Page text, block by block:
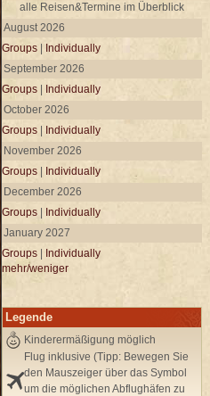
alle Reisen&Termine im Überblick
August 2026
Groups
Individually
September 2026
Groups
Individually
October 2026
Groups
Individually
November 2026
Groups
Individually
December 2026
Groups
Individually
January 2027
Groups
Individually
mehr/weniger
Legende
Kinderermäßigung möglich
Flug inklusive (Tipp: Bewegen Sie
den Mauszeiger über das Symbol
um die möglichen Abflughäfen zu